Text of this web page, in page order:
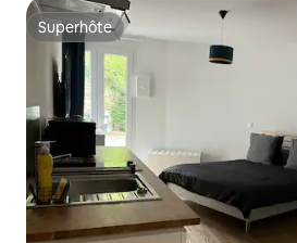
Superhôte
Superhôte